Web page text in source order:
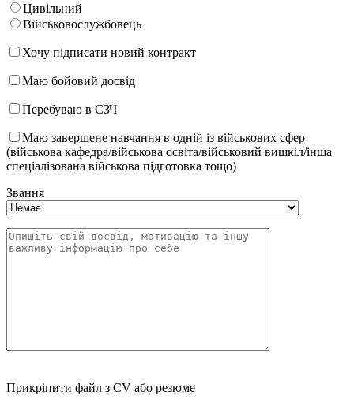
Цивільний
Військовослужбовець
Хочу підписати новий контракт
Маю бойовий досвід
Перебуваю в СЗЧ
Маю завершене навчання в одній із військових сфер
(військова кафедра/військова освіта/військовий вишкіл/інша
спеціалізована військова підготовка тощо)
Звання
Прикріпити файл з CV або резюме